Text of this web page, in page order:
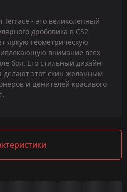
Terrace - это великолепный
дробовика в CS2,
яркую геометрическую
внимание всех
боя. Его стильный дизайн
делают этот скин желанным
и ценителей красивого